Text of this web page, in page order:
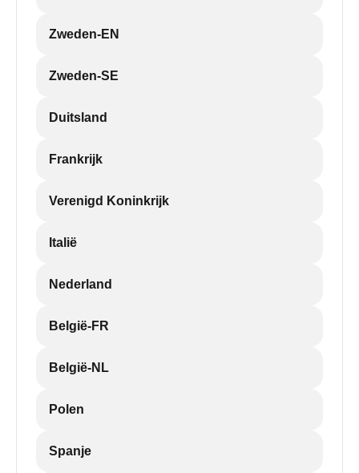
Zweden-EN
Zweden-SE
Duitsland
Frankrijk
Verenigd Koninkrijk
Italië
Nederland
België-FR
België-NL
Polen
Spanje